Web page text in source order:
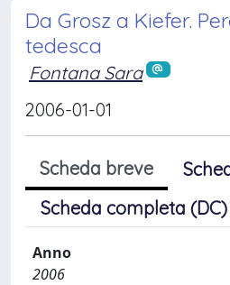
Da Grosz a Kiefer.
tedesca
Fontana Sara
2006-01-01
Scheda breve
Scheda completa (DC)
Anno
2006